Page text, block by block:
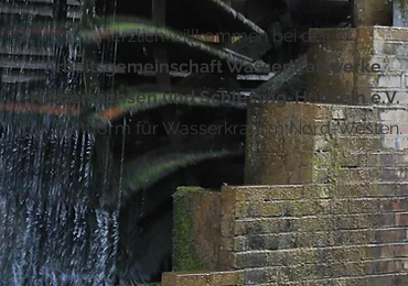
Herzlich willkommen bei der
Arbeitsgemeinschaft Wasserkraftwerke
Niedersachsen und Schleswig-Holstein e.V.
der Plattform für Wasserkraft im Nord-Westen.